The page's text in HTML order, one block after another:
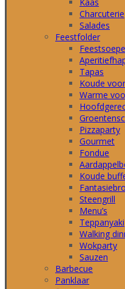
Charcuterie
Salades
Feestfolder
Tapas
Koude
Warme
Pizzaparty
Gourmet
Fondue
Koude
Steengrill
Menu’s
Teppanyaki
Walking
Wokparty
Sauzen
Barbecue
Panklaar